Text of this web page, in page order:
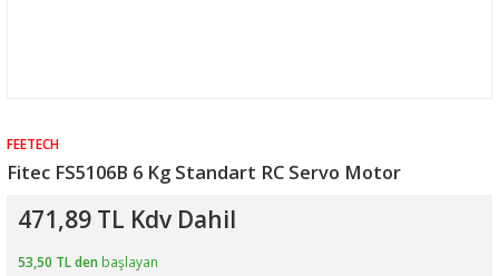
FEETECH
Fitec FS5106B 6 Kg Standart RC Servo Motor
471,89 TL Kdv Dahil
53,50 TL den başlayan